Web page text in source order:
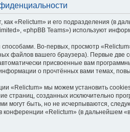
как «Relictum» и его подразделения (в
«phpBB Teams») используют
Во-первых, просмотр
файлов вашего браузера). Первые две
присвоенные вам
о прочтённых вами темах,
«Relictum» мы можем установить
страниц, созданных исключительно
могут быть, но не исчерпываются,
конференции «Relictum» (в дальнейшем